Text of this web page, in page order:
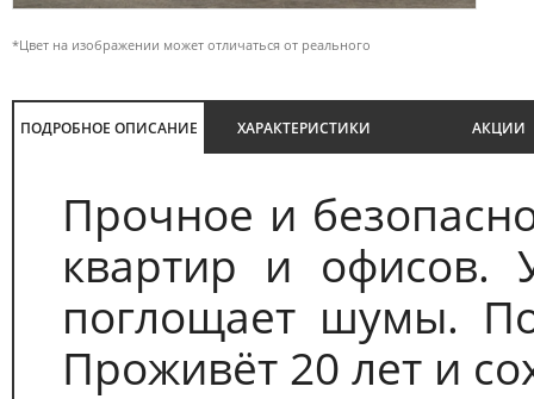
*Цвет на изображении может отличаться от реального
ПОДРОБНОЕ ОПИСАНИЕ ХАРАКТЕРИСТИКИ АКЦИИ
Прочное и
квартир и офисов.
поглощает шумы.
Проживёт 20 лет и